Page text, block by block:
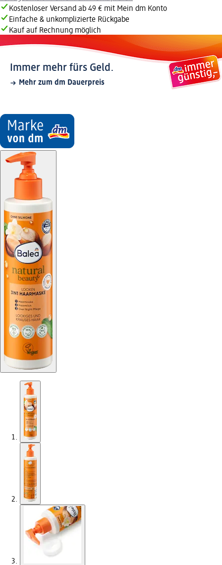
Kostenloser Versand ab 49 € mit Mein dm Konto
Einfache & unkomplizierte Rückgabe
Kauf auf Rechnung möglich
Immer mehr fürs Geld.
Mehr zum dm Dauerpreis